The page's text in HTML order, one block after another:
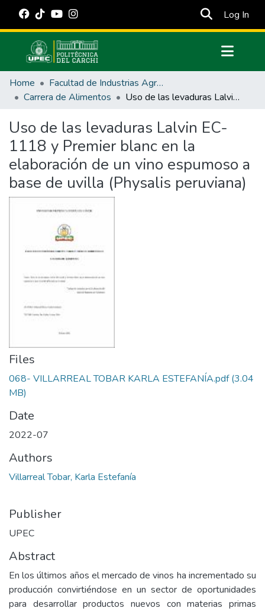
Log In
Communities & Collections
All of DSpace
Estadísticas Externas
Manuales
Home
Facultad de Industrias Agropecuarias y Ciencias Ambientales
Carrera de Alimentos
Uso de las levaduras Lalvin EC-1118 y Premier blanc en la elaboración de un vino espumoso a base de uvilla (Physalis peruviana)
Uso de las levaduras Lalvin EC-
1118 y Premier blanc en la
elaboración de un vino espumoso a
base de uvilla (Physalis peruviana)
Files
068- VILLARREAL TOBAR KARLA ESTEFANÍA.pdf(3.04
MB)
Date
2022-07
Authors
Villarreal Tobar, Karla Estefanía
Publisher
UPEC
Abstract
En los últimos años el mercado de vinos ha incrementado su
producción convirtiéndose en un sector de oportunidades
para desarrollar productos nuevos con materias primas